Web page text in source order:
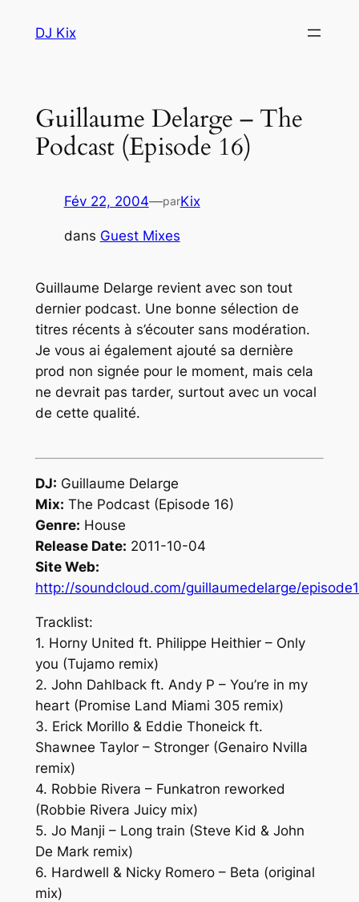
DJ Kix
Guillaume Delarge – The
Podcast (Episode 16)
Fév 22, 2004—parKix
dans Guest Mixes
Guillaume Delarge revient avec son tout
dernier podcast. Une bonne sélection de
titres récents à s’écouter sans modération.
Je vous ai également ajouté sa dernière
prod non signée pour le moment, mais cela
ne devrait pas tarder, surtout avec un vocal
de cette qualité.
DJ: Guillaume Delarge
Mix: The Podcast (Episode 16)
Genre: House
Release Date: 2011-10-04
Site Web:
http://soundcloud.com/guillaumedelarge/
Tracklist:
1. Horny United ft. Philippe Heithier – Only
you (Tujamo remix)
2. John Dahlback ft. Andy P – You’re in my
heart (Promise Land Miami 305 remix)
3. Erick Morillo & Eddie Thoneick ft.
Shawnee Taylor – Stronger (Genairo Nvilla
remix)
4. Robbie Rivera – Funkatron reworked
(Robbie Rivera Juicy mix)
5. Jo Manji – Long train (Steve Kid & John
De Mark remix)
6. Hardwell & Nicky Romero – Beta (original
mix)